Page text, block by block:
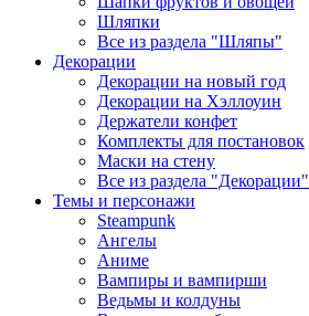
Шляпки
Все из раздела "Шляпы"
Декорации
Декорации на новый год
Декорации на Хэллоуин
Держатели конфет
Комплекты для постановок
Маски на стену
Все из раздела "Декорации"
Темы и персонажи
Steampunk
Ангелы
Аниме
Вампиры и вампирши
Ведьмы и колдуны